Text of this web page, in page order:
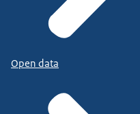
Open data